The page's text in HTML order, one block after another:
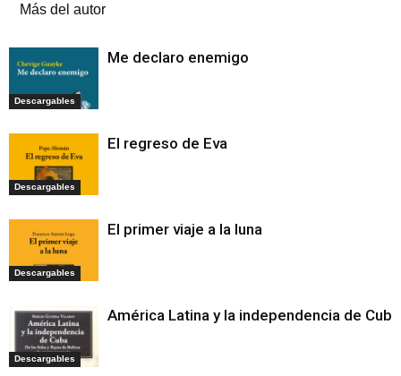
Más del autor
Descargables
Me declaro enemigo
Descargables
El regreso de Eva
Descargables
El primer viaje a la luna
Descargables
América Latina y la independencia de Cuba